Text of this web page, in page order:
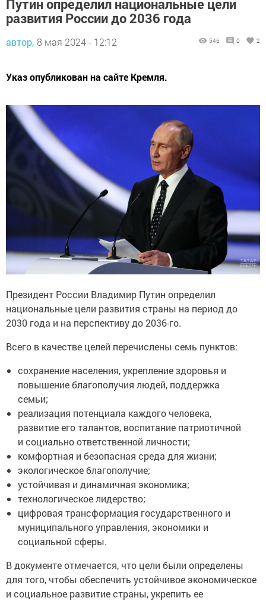
Путин определил национальные цели
развития России до 2036 года
автор, 8 мая 2024 - 12:12 546 0 2
Указ опубликован на сайте Кремля.
Президент России Владимир Путин определил
национальные цели развития страны на период до
2030 года и на перспективу до 2036-го.
Всего в качестве целей перечислены семь пунктов:
сохранение населения, укрепление здоровья и
повышение благополучия людей, поддержка
семьи;
реализация потенциала каждого человека,
развитие его талантов, воспитание патриотичной
и социально ответственной личности;
комфортная и безопасная среда для жизни;
экологическое благополучие;
устойчивая и динамичная экономика;
технологическое лидерство;
цифровая трансформация государственного и
муниципального управления, экономики и
социальной сферы.
В документе отмечается, что цели были определены
для того, чтобы обеспечить устойчивое экономическое
и социальное развитие страны, укрепить ее